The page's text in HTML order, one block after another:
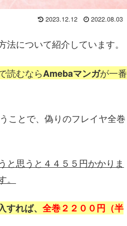
2023.12.12 2022.08.03
法について紹介しています。
読むならAmebaマンガが一番
ことで、偽りのフレイヤ全巻
と思うと４４５５円かかりま
れば、 全巻２２００円（半